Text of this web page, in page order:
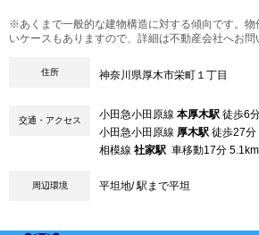
※あくまで一般的な建物構造に対する傾向です。物
いケースもありますので、詳細は不動産会社へお問
住所 神奈川県厚木市栄町１丁目
交通・アクセス 小田急小田原線 本厚木駅 徒歩6
小田急小田原線 厚木駅 徒歩27分
相模線 社家駅 車移動17分 5.1km
周辺環境 平坦地/ 駅まで平坦